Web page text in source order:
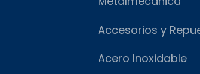
Accesorios y
Acero Inoxidable